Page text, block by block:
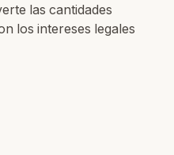
las cantidades
los intereses legales